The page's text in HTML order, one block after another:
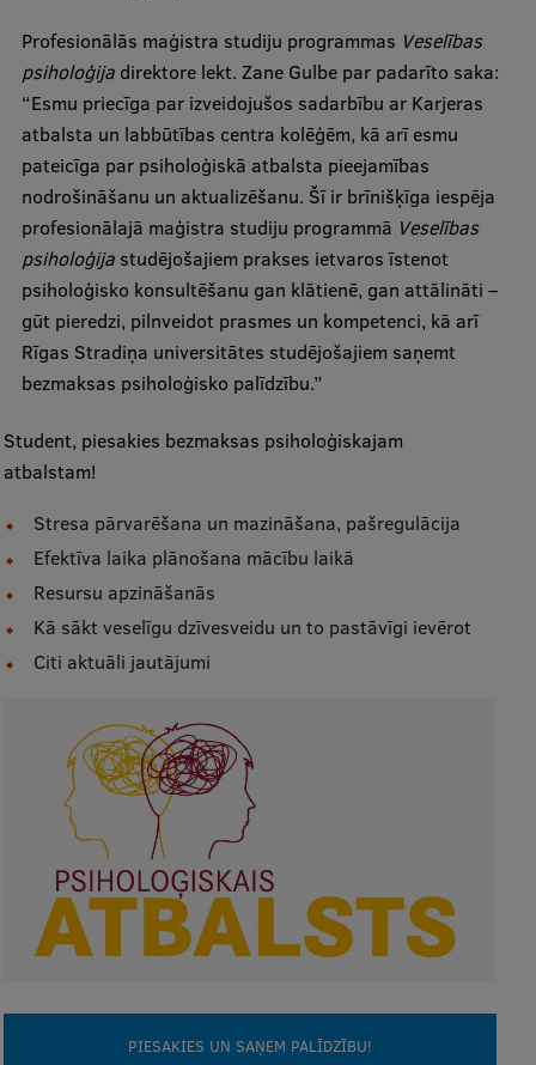
Projekti
Reitingi
Virtuālā tūre
Studiju un vides pieejamība
Dati par 2025. gadu
Suvenīri un grāmatas
Mūžizglītība
Ētikas un līdztiesības mācības
Atvērtā universitāte
Sagatavošanas kursi
ESF kvalifikācijas celšanas kursi
Pedagoģiskās izaugsmes centrs
Kvalifikācijas atbilstības pārbaude
Pētniecība
Profesionālās maģistra studiju programmas Veselības
psiholoģijadirektore lekt. Zane Gulbe par padarīto saka:
“Esmu priecīga par izveidojušos sadarbību ar Karjeras
atbalsta un labbūtības centra kolēģēm, kā arī esmu
pateicīga par psiholoģiskā atbalsta pieejamības
nodrošināšanu un aktualizēšanu. Šī ir brīnišķīga iespēja
profesionālajā maģistra studiju programmā Veselības
psiholoģijastudējošajiem prakses ietvaros īstenot
psiholoģisko konsultēšanu gan klātienē, gan attālināti –
gūt pieredzi, pilnveidot prasmes un kompetenci, kā arī
Rīgas Stradiņa universitātes studējošajiem saņemt
bezmaksas psiholoģisko palīdzību.”
Student, piesakies bezmaksas psiholoģiskajam
atbalstam!
Stresa pārvarēšana un mazināšana, pašregulācija
Efektīva laika plānošana mācību laikā
Resursu apzināšanās
Kā sākt veselīgu dzīvesveidu un to pastāvīgi ievērot
Citi aktuāli jautājumi
PIESAKIES UN SAŅEM PALĪDZĪBU!